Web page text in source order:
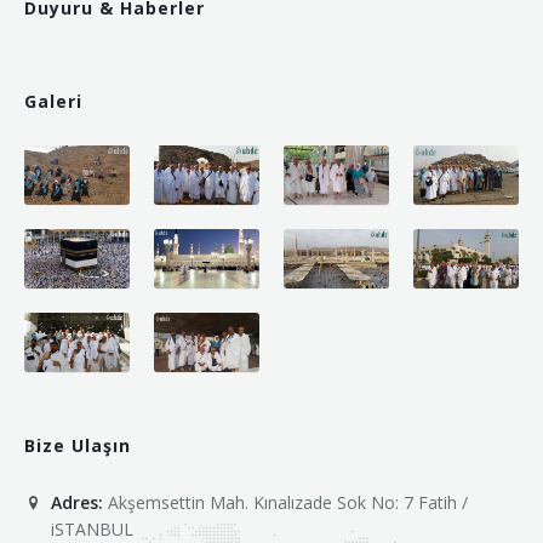
Duyuru & Haberler
Galeri
Bize Ulaşın
Adres: Akşemsettin Mah. Kınalızade Sok No: 7 Fatih /
iSTANBUL